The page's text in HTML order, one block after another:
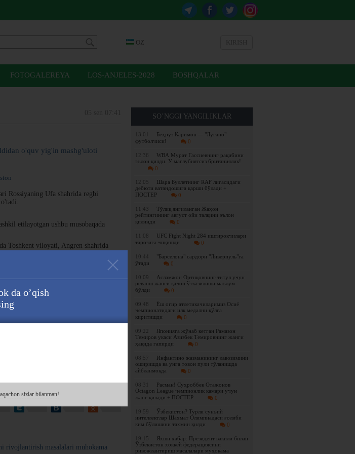
OZ
FOTOGALEREYA LOS-ANJELES-2028 BOSHQALAR
SO’NGGI YANGILIKLAR
13:01
Беҳруз Каримов — "Лугано"
футболчиси!
0
12:36
WBА Мурат Гассиевнинг рақибини
эълон қилди. У мағлубиятсиз британиялик!
0
12:05
Шара Буллетнинг RAF лигасидаги
дебюти ватандошига қарши бўлади +
ПОСТЕР
0
11:43
Tўлиқ янгиланган Жаҳон
рейтингининг август ойи талқини эълон
қилинди
0
11:08
UFC Fight Night 284 иштирокчилари
тарозига чиқишди
0
10:44
"Барселона" сардори "Ливерпуль"га
ўтади
0
10:09
Асламжон Ортиқовнинг титул учун
реванш жанги қачон ўтказилиши маълум
бўлди
0
09:48
Ёш оғир атлетикачиларимиз Осиё
чемпионатидаги илк медални қўлга
киритишди
0
09:22
Японияга жўнаб кетган Рамазон
Темиров укаси Азизбек Темировнинг жанги
ҳақида гапирди
0
08:57
Инфантино жазманининг лавозимини
оширишда ва унга товон пули тўланишда
айбланмоқда
0
08:31
Расман! Суҳроббек Отажонов
Octagon League чемпионлик камари учун
жанг қилади + ПОСТЕР
0
19:59
Ўзбекистон? Турли сунъий
интеллектлар Шахмат Олимпиадаси ғолиби
ким бўлишини тахмин қилди
0
19:15
Яхши хабар: Президент вакили билан
Ўзбекистон хоккей федерациясини
ривожлантириш масалалари муҳокама
o'quv yig'in mashg'uloti
Rossiyaning Ufa shahrida regbi
etilayotgan ushbu musobaqada
Toshkent viloyati, Angren shahrida
o'tkazmoqda.
alohida etibor
jamoamiz azolari Ufa shahriga yo'l
rivojlantirish masalalari muhokama
da o’qish
sizlar bilanman!